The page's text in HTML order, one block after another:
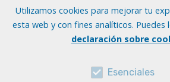
Utilizamos cookies para mejorar tu
esta web y con fines analíticos. Puedes
declaración sobre
Esenciales